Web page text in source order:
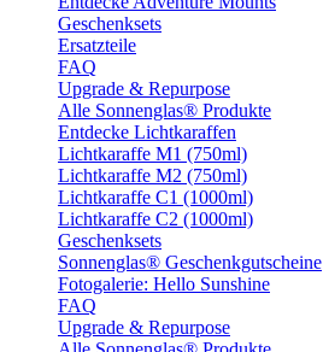
Geschenksets
Ersatzteile
FAQ
Upgrade & Repurpose
Alle Sonnenglas® Produkte
Entdecke Lichtkaraffen
Lichtkaraffe M1 (750ml)
Lichtkaraffe M2 (750ml)
Lichtkaraffe C1 (1000ml)
Lichtkaraffe C2 (1000ml)
Geschenksets
Sonnenglas® Geschenkgutscheine
Fotogalerie: Hello Sunshine
FAQ
Upgrade & Repurpose